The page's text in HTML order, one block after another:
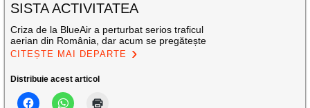
SISTA ACTIVITATEA
Criza de la BlueAir a perturbat serios traficul
aerian din România, dar acum se pregătește
CITEȘTE MAI DEPARTE
Distribuie acest articol